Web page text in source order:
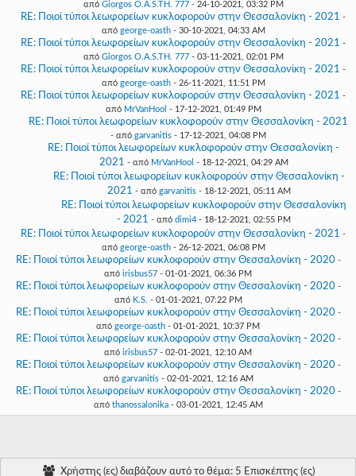
από Giorgos O.A.S.TH. 777- 24-10-2021, 03:32 PM
RE: Ποιοί τύποι λεωφορείων κυκλοφορούν στην Θεσσαλονίκη - 2021 -
από george-oasth- 30-10-2021, 04:33 AM
RE: Ποιοί τύποι λεωφορείων κυκλοφορούν στην Θεσσαλονίκη - 2021 -
από Giorgos O.A.S.TH. 777- 03-11-2021, 02:01 PM
RE: Ποιοί τύποι λεωφορείων κυκλοφορούν στην Θεσσαλονίκη - 2021 -
από george-oasth- 26-11-2021, 11:51 PM
RE: Ποιοί τύποι λεωφορείων κυκλοφορούν στην Θεσσαλονίκη - 2021 -
από MrVanHool - 17-12-2021, 01:49 PM
RE: Ποιοί τύποι λεωφορείων κυκλοφορούν στην Θεσσαλονίκη - 2021
- από garvanitis - 17-12-2021, 04:08 PM
RE: Ποιοί τύποι λεωφορείων κυκλοφορούν στην Θεσσαλονίκη -
2021 - από MrVanHool - 18-12-2021, 04:29 AM
RE: Ποιοί τύποι λεωφορείων κυκλοφορούν στην Θεσσαλονίκη -
2021 - από garvanitis- 18-12-2021, 05:11 AM
RE: Ποιοί τύποι λεωφορείων κυκλοφορούν στην Θεσσαλονίκη
- 2021 - από dimi4 - 18-12-2021, 02:55 PM
RE: Ποιοί τύποι λεωφορείων κυκλοφορούν στην Θεσσαλονίκη - 2021 -
από george-oasth- 26-12-2021, 06:08 PM
RE: Ποιοί τύποι λεωφορείων κυκλοφορούν στην Θεσσαλονίκη - 2020 -
από irisbus57 - 01-01-2021, 06:36 PM
RE: Ποιοί τύποι λεωφορείων κυκλοφορούν στην Θεσσαλονίκη - 2020 -
από K.S. - 01-01-2021, 07:22 PM
RE: Ποιοί τύποι λεωφορείων κυκλοφορούν στην Θεσσαλονίκη - 2020 -
από george-oasth - 01-01-2021, 10:37 PM
RE: Ποιοί τύποι λεωφορείων κυκλοφορούν στην Θεσσαλονίκη - 2020 -
από irisbus57 - 02-01-2021, 12:10 AM
RE: Ποιοί τύποι λεωφορείων κυκλοφορούν στην Θεσσαλονίκη - 2020 -
από garvanitis- 02-01-2021, 12:16 AM
RE: Ποιοί τύποι λεωφορείων κυκλοφορούν στην Θεσσαλονίκη - 2020 -
από thanossalonika- 03-01-2021, 12:45 AM
Χρήστης (ες) διαβάζουν αυτό το θέμα: 5 Επισκέπτης (ες)